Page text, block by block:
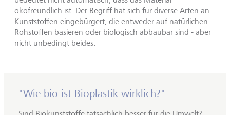
ökofreundlich ist. Der Begriff hat sich für diverse Arten an
Kunststoffen eingebürgert, die entweder auf natürlichen
Rohstoffen basieren oder biologisch abbaubar sind - aber
nicht unbedingt beides.
"Wie bio ist Bioplastik wirklich?"